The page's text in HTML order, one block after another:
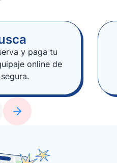
y paga tu
online de